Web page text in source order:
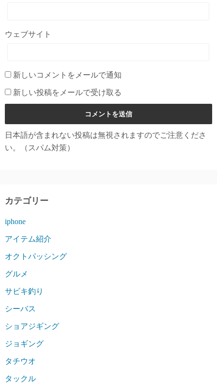
ウェブサイト
新しいコメントをメールで通知
新しい投稿をメールで受け取る
日本語が含まれない投稿は無視されますのでご注意くださ
い。（スパム対策）
カテゴリー
iphone
アイテム紹介
オクトパッシング
グルメ
サビキ釣り
シーバス
ショアジギング
ジョギング
タチウオ
タックル